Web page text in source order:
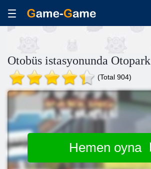
Otobüs istasyonunda Otopark
(Total 904)
Hemen oyna